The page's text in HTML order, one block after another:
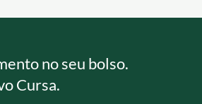
no seu bolso.
Cursa.